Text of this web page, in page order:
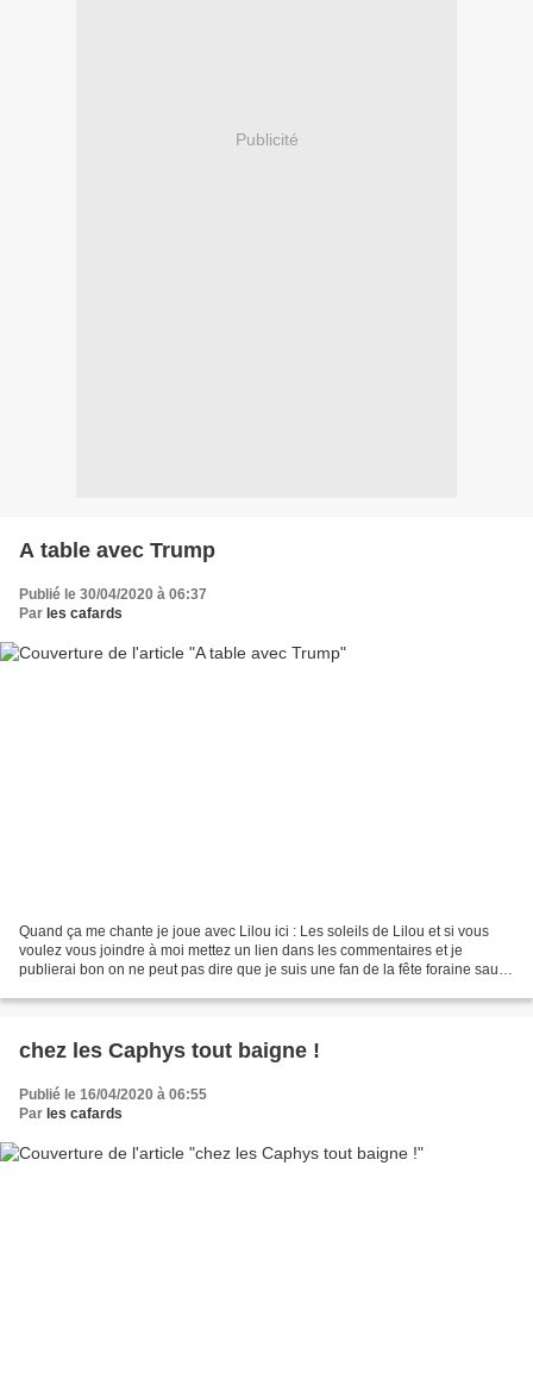
Publicité
A table avec Trump
Publié le 30/04/2020 à 06:37
Par les cafards
Quand ça me chante je joue avec Lilou ici : Les soleils de Lilou et si vous
voulez vous joindre à moi mettez un lien dans les commentaires et je
publierai bon on ne peut pas dire que je suis une fan de la fête foraine sauf
chez les Caphys tout baigne !
Publié le 16/04/2020 à 06:55
Par les cafards